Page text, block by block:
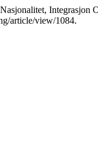
Integrasjon
article/view/1084.